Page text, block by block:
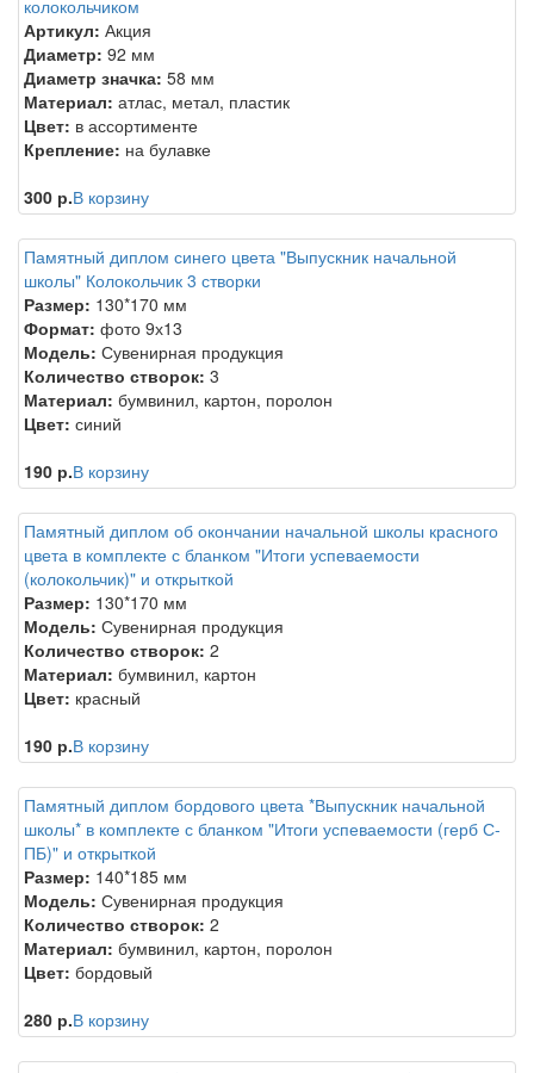
колокольчиком
Артикул: Акция
Диаметр: 92 мм
Диаметр значка: 58 мм
Материал: атлас, метал, пластик
Цвет: в ассортименте
Крепление: на булавке
300 р.В корзину
Памятный диплом синего цвета "Выпускник начальной
школы" Колокольчик 3 створки
Размер: 130*170 мм
Формат: фото 9х13
Модель: Сувенирная продукция
Количество створок: 3
Материал: бумвинил, картон, поролон
Цвет: синий
190 р.В корзину
Памятный диплом об окончании начальной школы красного
цвета в комплекте с бланком "Итоги успеваемости
(колокольчик)" и открыткой
Размер: 130*170 мм
Модель: Сувенирная продукция
Количество створок: 2
Материал: бумвинил, картон
Цвет: красный
190 р.В корзину
Памятный диплом бордового цвета *Выпускник начальной
школы* в комплекте с бланком "Итоги успеваемости (герб С-
ПБ)" и открыткой
Размер: 140*185 мм
Модель: Сувенирная продукция
Количество створок: 2
Материал: бумвинил, картон, поролон
Цвет: бордовый
280 р.В корзину